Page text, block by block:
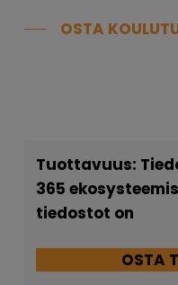
OSTA
Tuottavuus:
365
tiedostot on
OSTA